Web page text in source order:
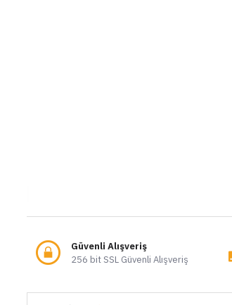
Güvenli Alışveriş
256 bit SSL Güvenli Alışveriş